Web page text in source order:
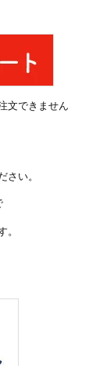
文できません
さい。
。